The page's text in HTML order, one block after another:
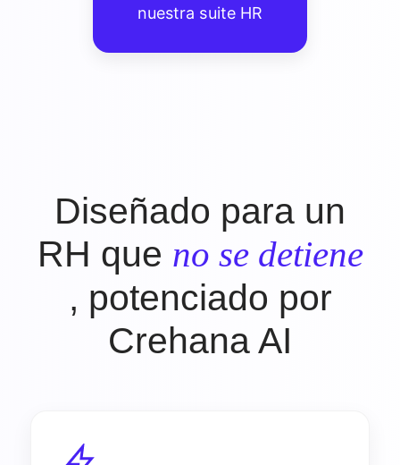
nuestra suite HR
Diseñado para un
RH que no se detiene
, potenciado por
Crehana AI